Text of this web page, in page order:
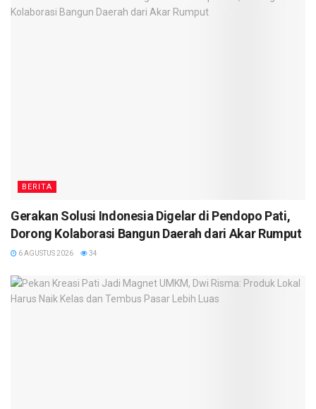
BERITA
Gerakan Solusi Indonesia Digelar di Pendopo Pati,
Dorong Kolaborasi Bangun Daerah dari Akar Rumput
6 AGUSTUS 2026 34